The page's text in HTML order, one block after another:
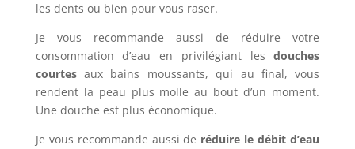
les dents ou bien pour vous raser.
Je vous recommande aussi de réduire votre
consommation d’eau en privilégiant lesdouches
courtesaux bains moussants, qui au final, vous
rendent la peau plus molle au bout d’un moment.
Une douche est plus économique.
Je vous recommande aussi de réduire le débit d’eau